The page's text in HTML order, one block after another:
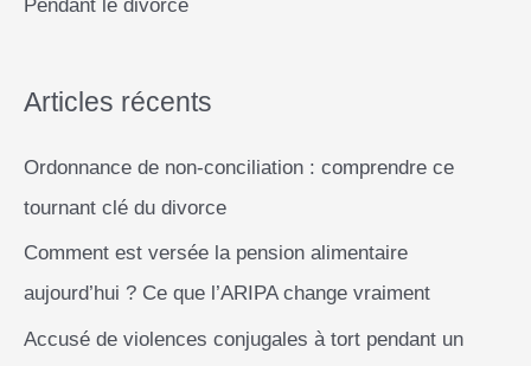
h
:
Pendant le divorce
Articles récents
Ordonnance de non-conciliation : comprendre ce
tournant clé du divorce
Comment est versée la pension alimentaire
aujourd’hui ? Ce que l’ARIPA change vraiment
Accusé de violences conjugales à tort pendant un